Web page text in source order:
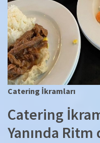
Catering İkramları
Catering
Yanında Ritm